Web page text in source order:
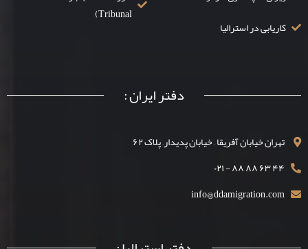
کاریابی در استرالیا
Tribunal)
دفتر ایران :
تهران خیابان آفریقا – خیابان پدیدار– پلاک ۶۲
۴۴ ۶۳ ۸۸ ۸۸ - ۰۲۱
info@ddamigration.com